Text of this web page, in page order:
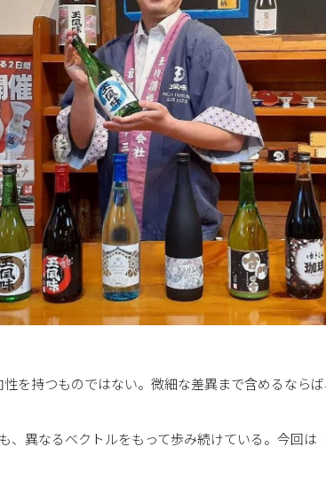
を持つものではない。微細な差異まで含めるなら
、異なるベクトルをもって歩み続けている。今回は